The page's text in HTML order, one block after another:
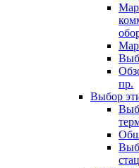
пр.
Выбор